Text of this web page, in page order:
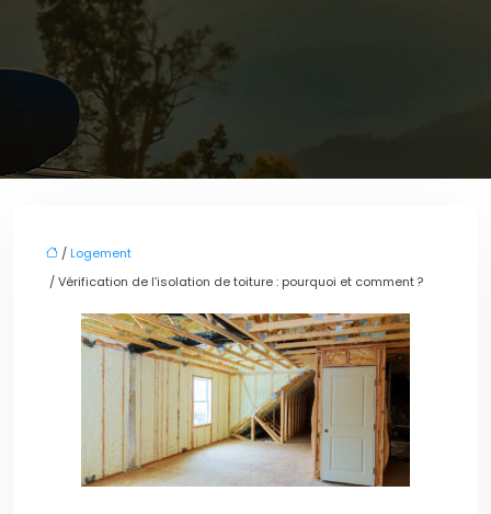
/ Logement
/ Vérification de l’isolation de toiture : pourquoi et comment ?